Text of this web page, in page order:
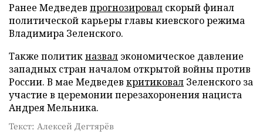
Ранее Медведев прогнозировал скорый финал
политической карьеры главы киевского режима
Владимира Зеленского.
Также политикназвал экономическое давление
западных стран началом открытой войны против
России. В мае Медведев критиковал Зеленского за
участие в церемонии перезахоронения нациста
Андрея Мельника.
Текст: Алексей Дегтярёв